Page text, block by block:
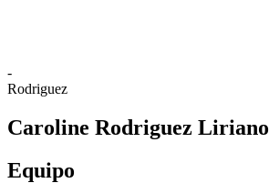
-
Rodriguez
Caroline Rodriguez Liriano
Equipo